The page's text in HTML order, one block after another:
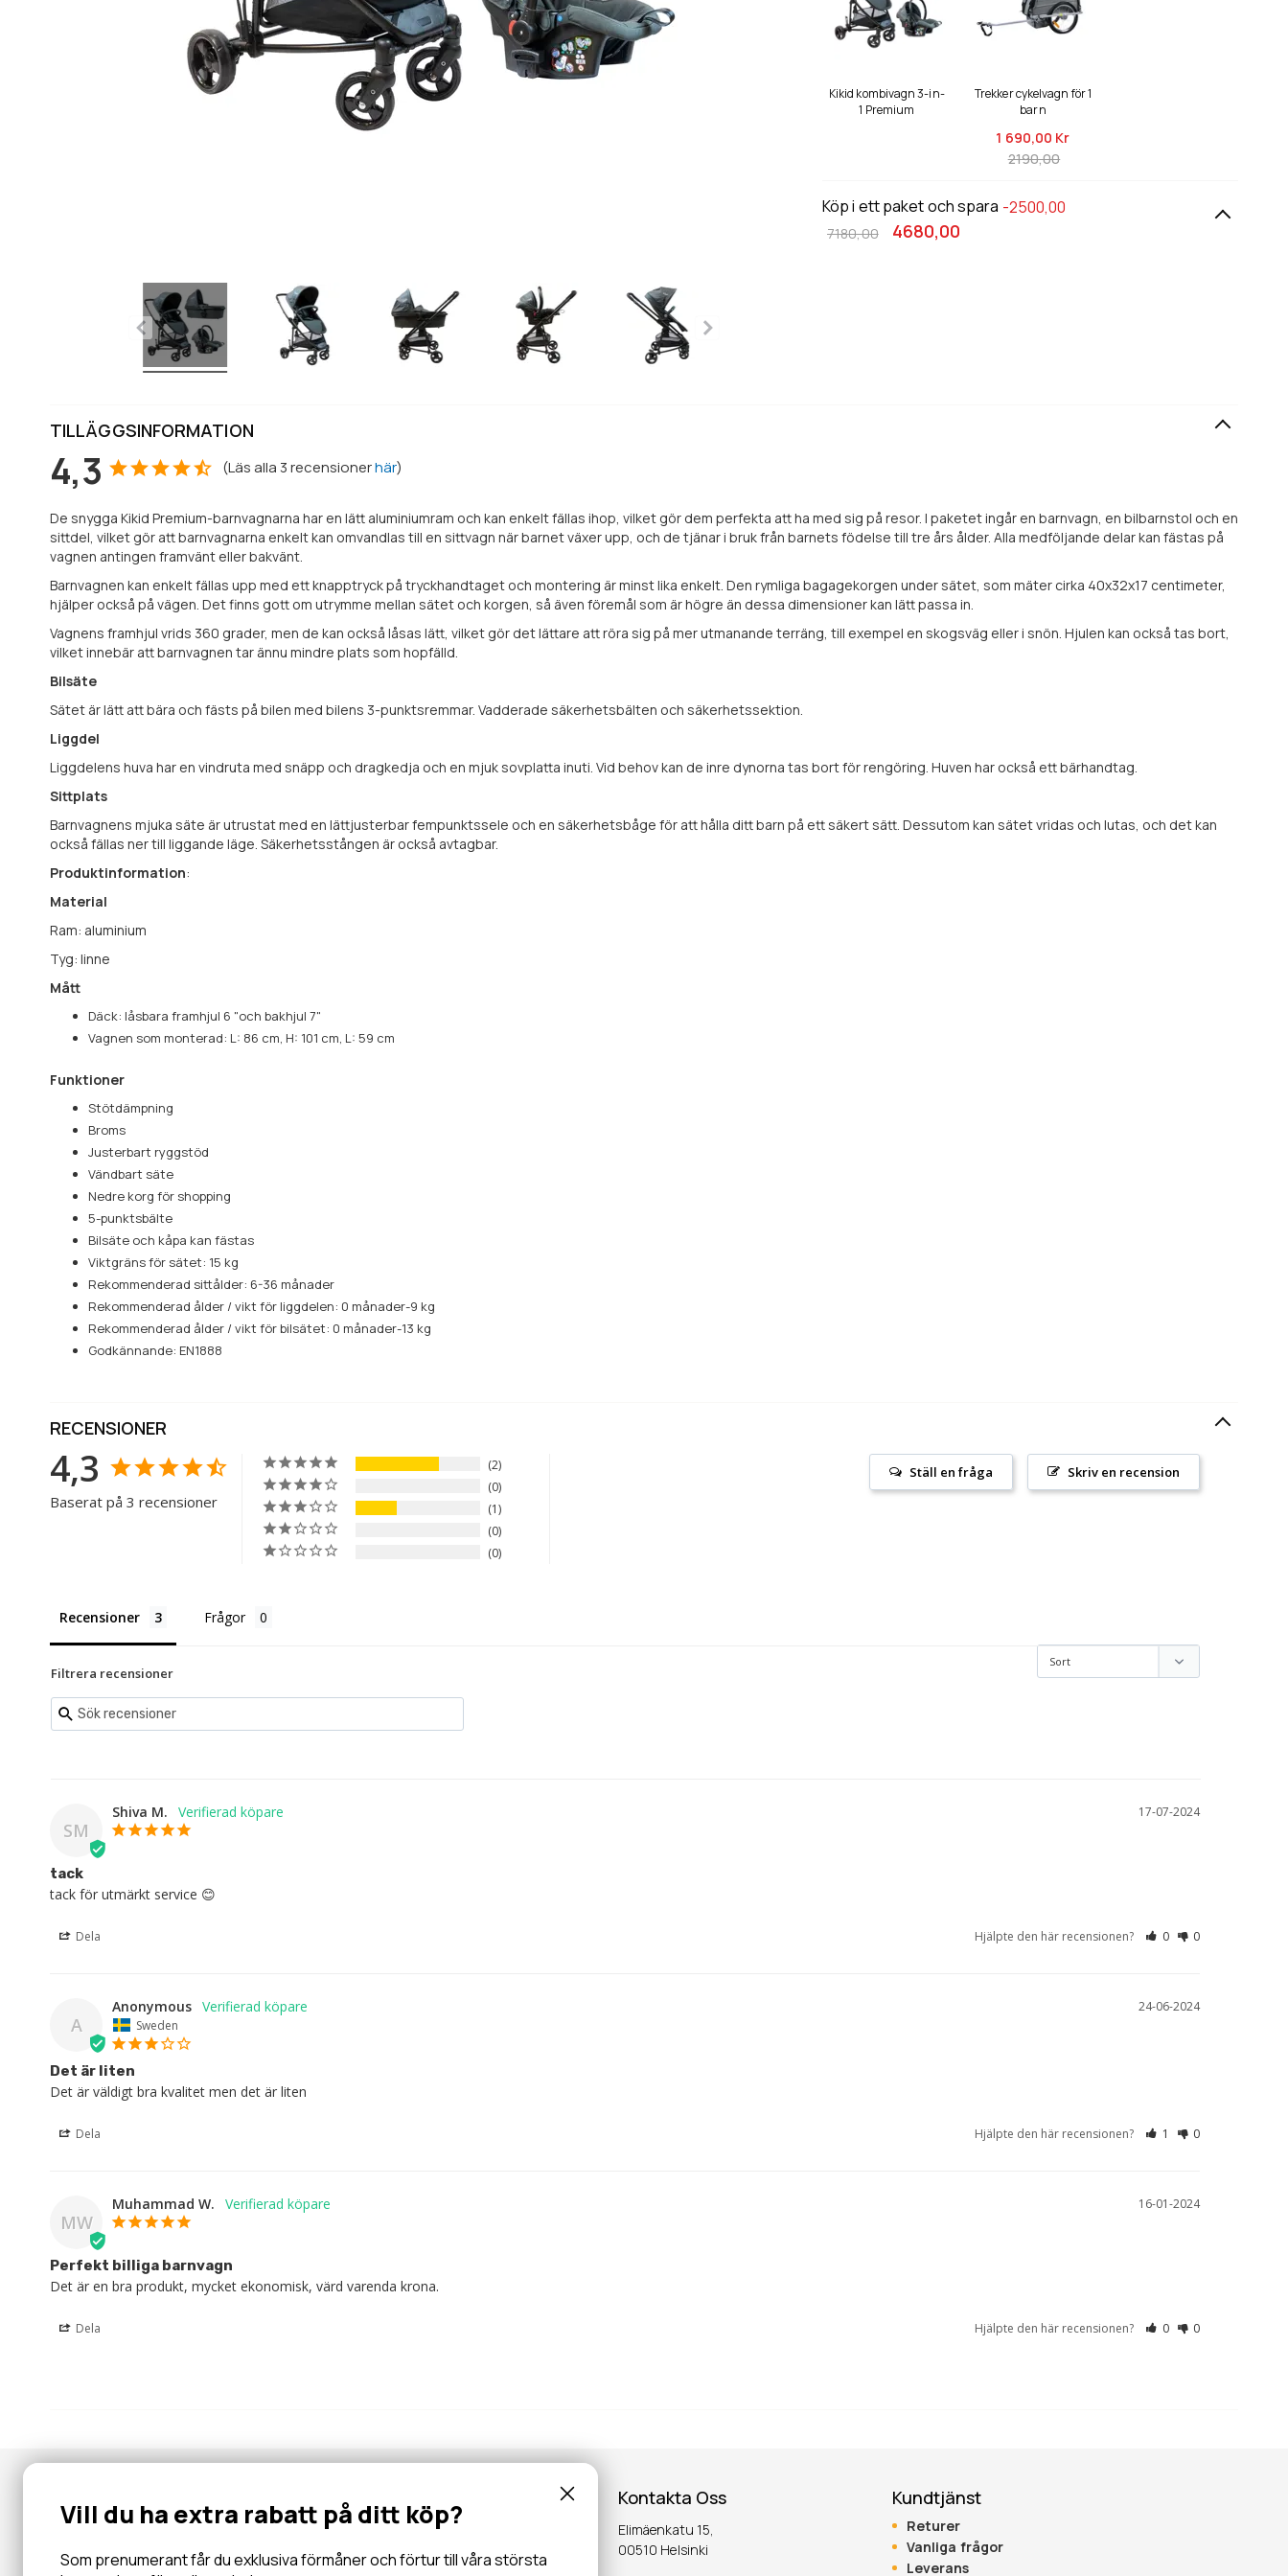
Kikid kombivagn 3-in-
1 Premium
Trekker cykelvagn för 1
barn
1 690,00 Kr
2190,00
Köp i ett paket och spara -2500,00
4680,00
7180,00
TILLÄGGSINFORMATION
4,3 (Läs alla 3recensionerhär)
De snygga Kikid Premium-barnvagnarna har en lätt aluminiumram och kan enkelt fällas ihop, vilket gör dem perfekta att ha med sig på resor. I paketet ingår en barnvagn, en bilbarnstol och en
sittdel, vilket gör att barnvagnarna enkelt kan omvandlas till en sittvagn när barnet växer upp, och de tjänar i bruk från barnets födelse till tre års ålder. Alla medföljande delar kan fästas på
vagnen antingen framvänt eller bakvänt.
Barnvagnen kan enkelt fällas upp med ett knapptryck på tryckhandtaget och montering är minst lika enkelt. Den rymliga bagagekorgen under sätet, som mäter cirka 40x32x17 centimeter,
hjälper också på vägen. Det finns gott om utrymme mellan sätet och korgen, så även föremål som är högre än dessa dimensioner kan lätt passa in.
Vagnens framhjul vrids 360 grader, men de kan också låsas lätt, vilket gör det lättare att röra sig på mer utmanande terräng, till exempel en skogsväg eller i snön. Hjulen kan också tas bort,
vilket innebär att barnvagnen tar ännu mindre plats som hopfälld.
Bilsäte
Sätet är lätt att bära och fästs på bilen med bilens 3-punktsremmar. Vadderade säkerhetsbälten och säkerhetssektion.
Liggdel
Liggdelens huva har en vindruta med snäpp och dragkedja och en mjuk sovplatta inuti. Vid behov kan de inre dynorna tas bort för rengöring. Huven har också ett bärhandtag.
Sittplats
Barnvagnens mjuka säte är utrustat med en lättjusterbar fempunktssele och en säkerhetsbåge för att hålla ditt barn på ett säkert sätt. Dessutom kan sätet vridas och lutas, och det kan
också fällas ner till liggande läge. Säkerhetsstången är också avtagbar.
Produktinformation:
Material
Ram: aluminium
Tyg: linne
Mått
Däck: låsbara framhjul 6 "och bakhjul 7"
Vagnen som monterad: L: 86 cm, H: 101 cm, L: 59 cm
Funktioner
Stötdämpning
Broms
Justerbart ryggstöd
Vändbart säte
Nedre korg för shopping
5-punktsbälte
Bilsäte och kåpa kan fästas
Viktgräns för sätet: 15 kg
Rekommenderad sittålder: 6-36 månader
Rekommenderad ålder / vikt för liggdelen: 0 månader-9 kg
Rekommenderad ålder / vikt för bilsätet: 0 månader-13 kg
Godkännande: EN1888
RECENSIONER
4,3
Baserat på 3 recensioner
2
0
1
0
0
Skriv en recension
Ställ en fråga
Recensioner Frågor
Filtrera recensioner
SM
17-07-2024
Shiva M.
tack
tack för utmärkt service 😊
Dela Hjälpte den här recensionen? 0 0
A
24-06-2024
Anonymous
Sweden
Det är liten
Det är väldigt bra kvalitet men det är liten
Dela Hjälpte den här recensionen? 1 0
MW
16-01-2024
Muhammad W.
Perfekt billiga barnvagn
Det är en bra produkt, mycket ekonomisk, värd varenda krona.
Dela Hjälpte den här recensionen? 0 0
Nyhetsbrev
inbjudningar och mycket mer.
Kontakta Oss
Elimäenkatu 15,
00510 Helsinki
Kundtjänst
Returer
Vanliga frågor
Leverans
Vill du ha extra rabatt på ditt köp?
Som prenumerant får du exklusiva förmåner och förtur till våra största